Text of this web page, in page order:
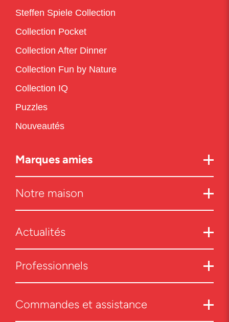
Steffen Spiele Collection
Collection Pocket
Collection After Dinner
Collection Fun by Nature
Collection IQ
Puzzles
Nouveautés
Marques amies
Notre maison
Actualités
Professionnels
Commandes et assistance